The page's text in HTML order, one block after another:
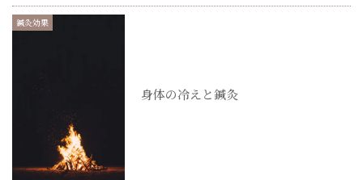
鍼灸効果
身体の冷えと鍼灸